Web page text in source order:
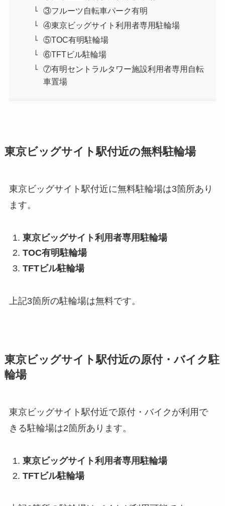
③フルーツ自転車パーク有明
④東京ビッグサイト利用者専用駐輪場
⑤TOC有明駐輪場
⑥TFTビル駐輪場
⑦有明セントラルタワー施設利用者専用自転
車置場
東京ビッグサイト駅付近の無料駐輪場
東京ビッグサイト駅付近に無料駐輪場は3箇所あり
ます。
東京ビッグサイト利用者専用駐輪場
TOC有明駐輪場
TFTビル駐輪場
上記3箇所の駐輪場は無料です。
東京ビッグサイト駅付近の原付・バイク駐
輪場
東京ビッグサイト駅付近で原付・バイクが利用で
きる駐輪場は2箇所あります。
東京ビッグサイト利用者専用駐輪場
TFTビル駐輪場